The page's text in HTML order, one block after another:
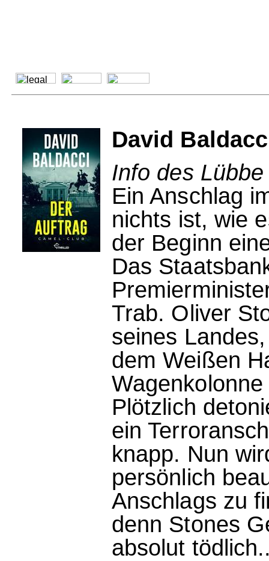
David
Info des
Ein Anschlag
nichts ist, wie
der Beginn
Das
Trab. Oliver
seines
dem Weißen
Plötzlich
ein
knapp. Nun
persönlich
Anschlags zu
denn Stones
absolut